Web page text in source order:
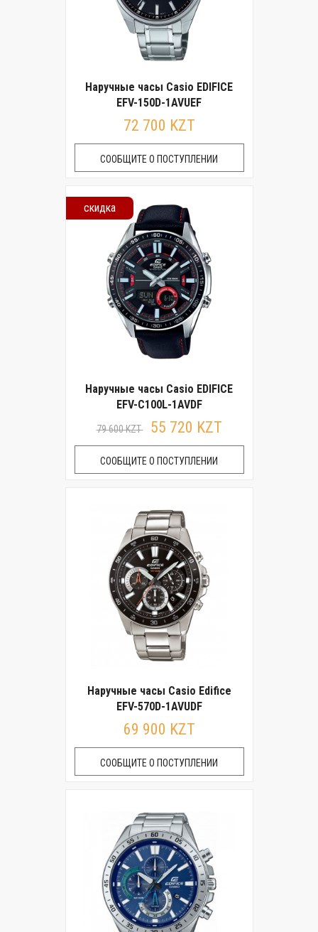
Наручные часы Casio EDIFICE
EFV-150D-1AVUEF
72 700 KZT
СООБЩИТЕ О ПОСТУПЛЕНИИ
скидка
Наручные часы Casio EDIFICE
EFV-C100L-1AVDF
79 600 KZT 55 720 KZT
СООБЩИТЕ О ПОСТУПЛЕНИИ
Наручные часы Casio Edifice
EFV-570D-1AVUDF
69 900 KZT
СООБЩИТЕ О ПОСТУПЛЕНИИ